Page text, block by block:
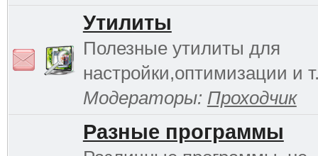
Утилиты
Полезные утилиты для
настройки,оптимизации и
Модераторы: Проходчик
Разные программы